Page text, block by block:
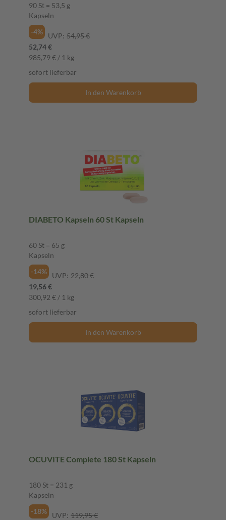
90 St = 53,5 g
Kapseln
-4%
UVP: 54,95 €
52,74 €
985,79 € / 1 kg
sofort lieferbar
In den Warenkorb
DIABETO Kapseln 60 St Kapseln
60 St = 65 g
Kapseln
-14%
UVP: 22,80 €
19,56 €
300,92 € / 1 kg
sofort lieferbar
In den Warenkorb
OCUVITE Complete 180 St Kapseln
180 St = 231 g
Kapseln
-18%
UVP: 119,95 €